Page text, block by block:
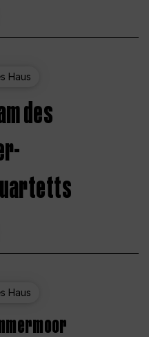
Haus
des
Haus